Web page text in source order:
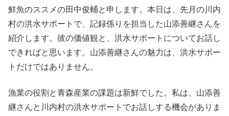
鮮魚のススメの田中俊輔と申します。本日は、先月の川内
村の洪水サポートで、記録係りを担当した山添善継さんを
紹介します。彼の価値観と、洪水サポートについてお話し
できればと思います。山添善継さんの魅力は、洪水サポー
トだけではありません。
漁業の役割と青森産業の課題は新鮮でした。私は、山添善
継さんと川内村の洪水サポートでお話しする機会がありま